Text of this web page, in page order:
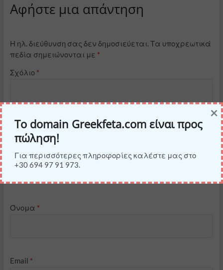
Αφήστε μια απάντηση
Η ηλ. διεύθυνση σας δεν δημοσιεύεται. Τα υποχρεωτικά
πεδία σημειώνονται με *
Σχόλιο *
Όνομα *
Email *
Το domain Greekfeta.com είναι προς
πώληση!
Για περισσότερες πληροφορίες καλέστε μας στο
+30 694 97 91 973.
×